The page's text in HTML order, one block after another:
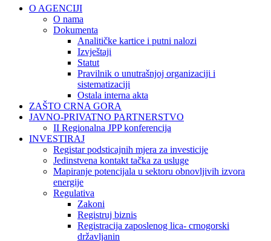
O AGENCIJI
O nama
Dokumenta
Analitičke kartice i putni nalozi
Izvještaji
Statut
Pravilnik o unutrašnjoj organizaciji i
sistematizaciji
Ostala interna akta
ZAŠTO CRNA GORA
JAVNO-PRIVATNO PARTNERSTVO
II Regionalna JPP konferencija
INVESTIRAJ
Registar podsticajnih mjera za investicije
Jedinstvena kontakt tačka za usluge
Mapiranje potencijala u sektoru obnovljivih izvora
energije
Regulativa
Zakoni
Registruj biznis
Registracija zaposlenog lica- crnogorski
državljanin